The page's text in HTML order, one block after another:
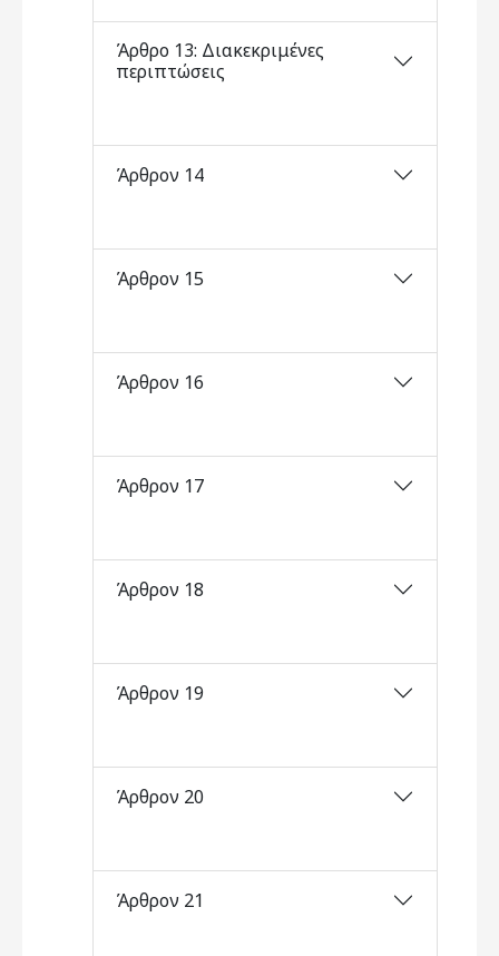
Άρθρο 13: Διακεκριμένες
περιπτώσεις
Άρθρον 14
Άρθρον 15
Άρθρον 16
Άρθρον 17
Άρθρον 18
Άρθρον 19
Άρθρον 20
Άρθρον 21